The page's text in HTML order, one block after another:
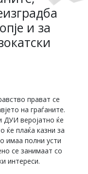
и за
прават се
на граѓаните.
ДУИ веројатно ќе
ќе плаќа казни за
имаа полни усти
се занимаат со
интереси.